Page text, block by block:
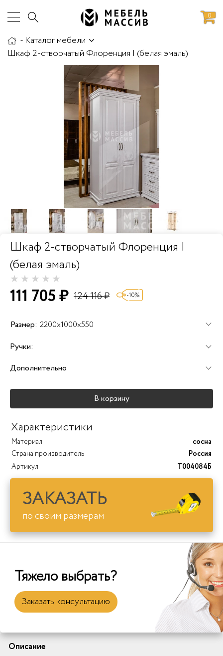
Доставка и сборка
0
- Каталог мебели
Шкаф 2-створчатый Флоренция I (белая эмаль)
Шкаф 2-створчатый Флоренция I
(белая эмаль)
111 705 ₽ 124 116 ₽ -10%
Размер: 2200x1000x550
Ручки:
Дополнительно
В корзину
Характеристики
Материал
сосна
Страна производитель
Россия
Артикул
T004084Б
ЗАКАЗАТЬ
по своим размерам
Тяжело выбрать?
Заказать консультацию
Описание